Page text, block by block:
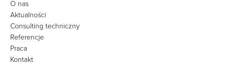
O nas
Aktualności
Consulting techniczny
Referencje
Praca
Kontakt